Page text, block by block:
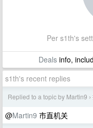
Per s1th's
Dealsinfo,
s1th's recent replies
Replied to a topic by Martin9 ›
@Martin9 市直机关